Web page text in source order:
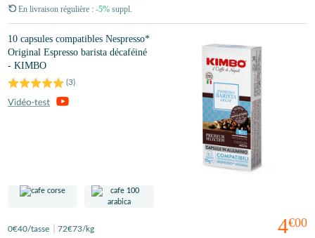
En livraison régulière : -5% suppl.
10 capsules compatibles Nespresso*
Original Espresso barista décaféiné
- KIMBO
(3)
4€00
0€40/tasse 72€73/kg